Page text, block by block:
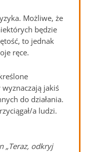
Możliwe, że
będzie
to jednak
ręce.
jakiś
do działania.
a ludzi.
„Teraz, odkryj